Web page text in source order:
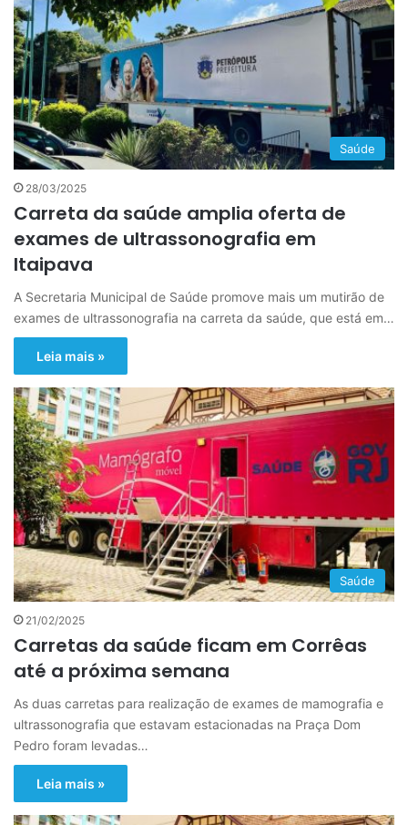
Saúde
28/03/2025
Carreta da saúde amplia oferta de
exames de ultrassonografia em
Itaipava
A Secretaria Municipal de Saúde promove mais um mutirão de
exames de ultrassonografia na carreta da saúde, que está em…
Leia mais »
Saúde
21/02/2025
Carretas da saúde ficam em Corrêas
até a próxima semana
As duas carretas para realização de exames de mamografia e
ultrassonografia que estavam estacionadas na Praça Dom
Pedro foram levadas…
Leia mais »